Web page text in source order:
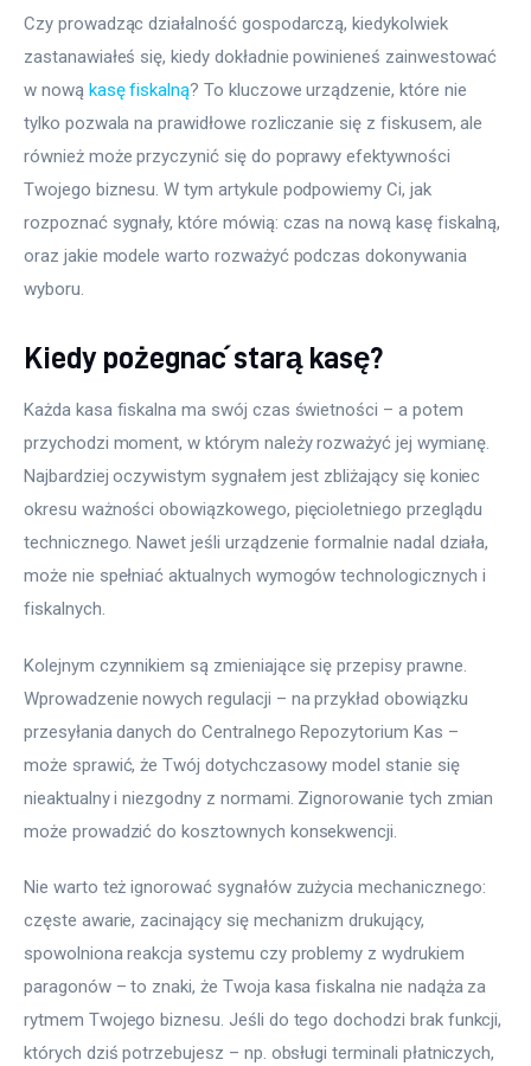
Czy prowadząc działalność gospodarczą, kiedykolwiek
zastanawiałeś się, kiedy dokładnie powinieneś zainwestować
w nową kasę fiskalną? To kluczowe urządzenie, które nie
tylko pozwala na prawidłowe rozliczanie się z fiskusem, ale
również może przyczynić się do poprawy efektywności
Twojego biznesu. W tym artykule podpowiemy Ci, jak
rozpoznać sygnały, które mówią: czas na nową kasę fiskalną,
oraz jakie modele warto rozważyć podczas dokonywania
wyboru.
Kiedy pożegnać starą kasę?
Każda kasa fiskalna ma swój czas świetności – a potem
przychodzi moment, w którym należy rozważyć jej wymianę.
Najbardziej oczywistym sygnałem jest zbliżający się koniec
okresu ważności obowiązkowego, pięcioletniego przeglądu
technicznego. Nawet jeśli urządzenie formalnie nadal działa,
może nie spełniać aktualnych wymogów technologicznych i
fiskalnych.
Kolejnym czynnikiem są zmieniające się przepisy prawne.
Wprowadzenie nowych regulacji – na przykład obowiązku
przesyłania danych do Centralnego Repozytorium Kas –
może sprawić, że Twój dotychczasowy model stanie się
nieaktualny i niezgodny z normami. Zignorowanie tych zmian
może prowadzić do kosztownych konsekwencji.
Nie warto też ignorować sygnałów zużycia mechanicznego:
częste awarie, zacinający się mechanizm drukujący,
spowolniona reakcja systemu czy problemy z wydrukiem
paragonów – to znaki, że Twoja kasa fiskalna nie nadąża za
rytmem Twojego biznesu. Jeśli do tego dochodzi brak funkcji,
których dziś potrzebujesz – np. obsługi terminali płatniczych,